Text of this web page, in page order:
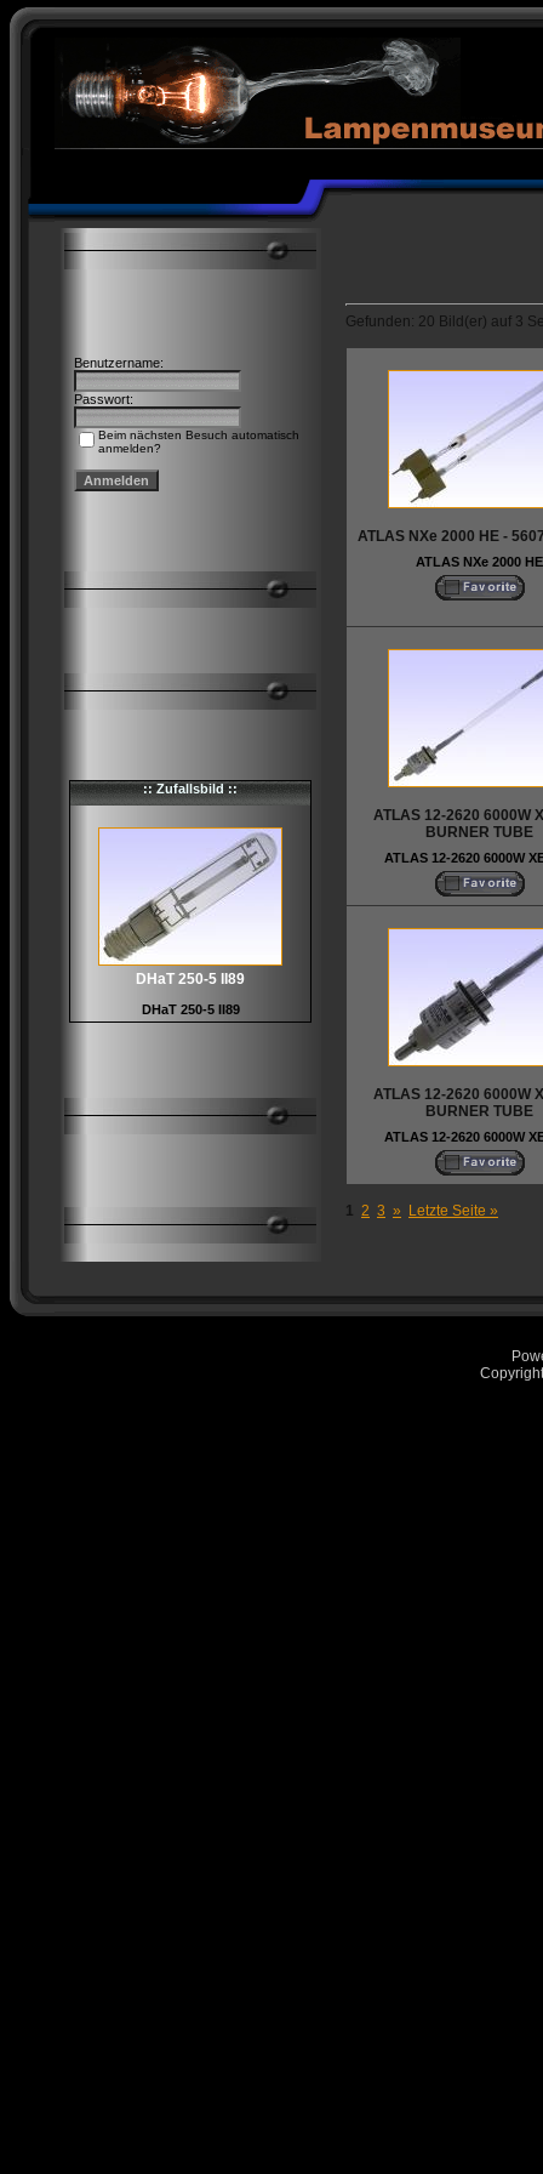
Benutzername:
Passwort:
Beim nächsten Besuch automatisch
anmelden?
:: Zufallsbild ::
DHaT 250-5 II89
DHaT 250-5 II89
Gefunden: 20 Bild(er) auf 3
ATLAS NXe 2000 HE -
ATLAS NXe 2000 HE
ATLAS 12-2620 6000W
BURNER TUBE
ATLAS 12-2620 6000W
ATLAS 12-2620 6000W
BURNER TUBE
ATLAS 12-2620 6000W
1 2 3 » Letzte Seite »